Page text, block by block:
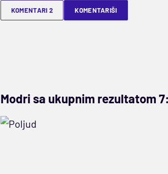
KOMENTARI 2 KOMENTARIŠI
Modri sa ukupnim rezultatom